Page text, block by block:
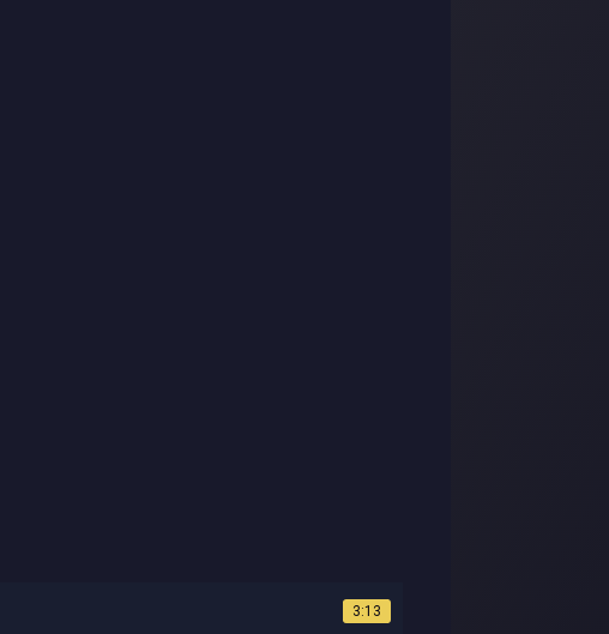
3:13